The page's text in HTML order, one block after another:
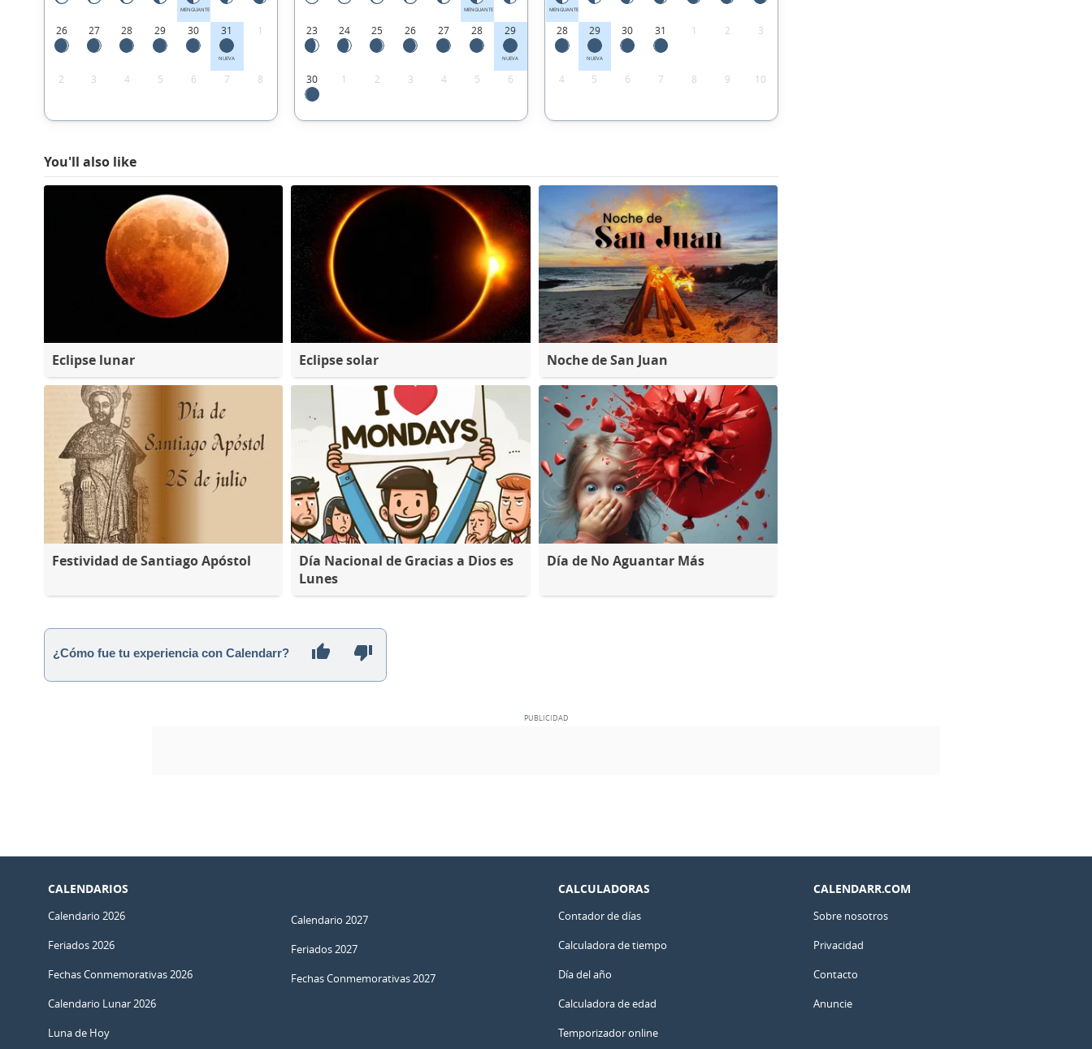
MENGUANTE
26 27 28 29 30 31
NUEVA
1
2 3 4 5 6 7 8
MENGUANTE
23 24 25 26 27 28 29
NUEVA
30 1 2 3 4 5 6
MENGUANTE
28 29
NUEVA
30 31 1 2 3
4 5 6 7 8 9 10
You'll also like
Eclipse lunar Eclipse solar Noche de San Juan
Festividad de Santiago Apóstol
Día Nacional de Gracias a Dios es
Lunes
Día de No Aguantar Más
¿Cómo fue tu experiencia con Calendarr?
CALENDARIOS
Calendario 2026
Feriados 2026
Fechas Conmemorativas 2026
Calendario Lunar 2026
Luna de Hoy
Calendario 2027
Feriados 2027
Fechas Conmemorativas 2027
CALCULADORAS
Contador de días
Calculadora de tiempo
Día del año
Calculadora de edad
Temporizador online
CALENDARR.COM
Sobre nosotros
Privacidad
Contacto
Anuncie